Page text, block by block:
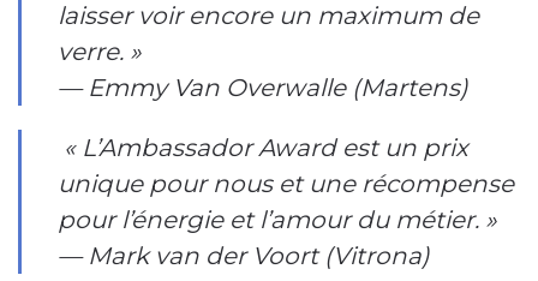
laisser voir encore un maximum de
verre. »
— Emmy Van Overwalle (Martens)
« L’Ambassador Award est un prix
unique pour nous et une récompense
pour l’énergie et l’amour du métier. »
— Mark van der Voort (Vitrona)